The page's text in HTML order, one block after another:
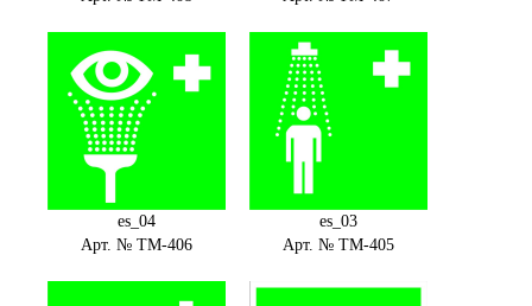
es_04
Арт. № ТМ-406
es_03
Арт. № ТМ-405